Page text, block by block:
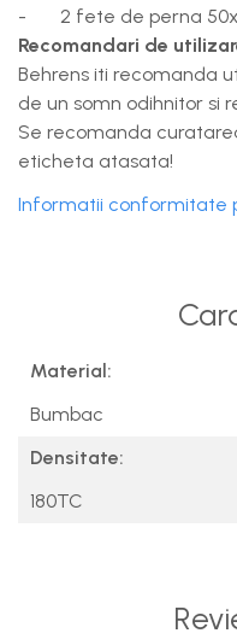
- 2 fete de perna
Recomandari de
Behrens iti recomanda
de un somn odihnitor si
Se recomanda
eticheta atasata!
Informatii conformitate
Material:
Bumbac
Densitate:
180TC